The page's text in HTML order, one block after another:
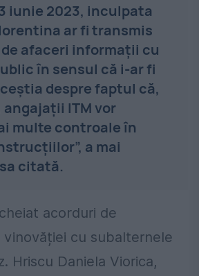
iunie 2023, inculpata
ar fi transmis
afaceri informaţii cu
în sensul că i-ar fi
despre faptul că,
ITM vor
multe controale în
a mai
citată.
acorduri de
cu subalternele
Hriscu Daniela Viorica,